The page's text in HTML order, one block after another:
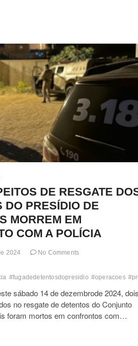
#segurancaostensivas combate
DE RESGATE
DO PRESÍDIO DE
MORREM EM
COM A POLÍCIA
2024 No Comments
#fugadedetentosdopresidio #operacoes
sábado 14 de dezembrode 2024,
no resgate de detentos do Conjunto
foram mortos em confrontos com…